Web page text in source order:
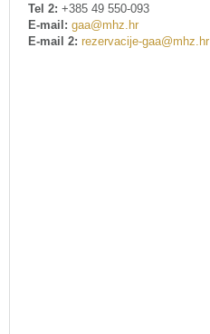
Tel 2: +385 49 550-093
E-mail: gaa@mhz.hr
E-mail 2: rezervacije-gaa@mhz.hr